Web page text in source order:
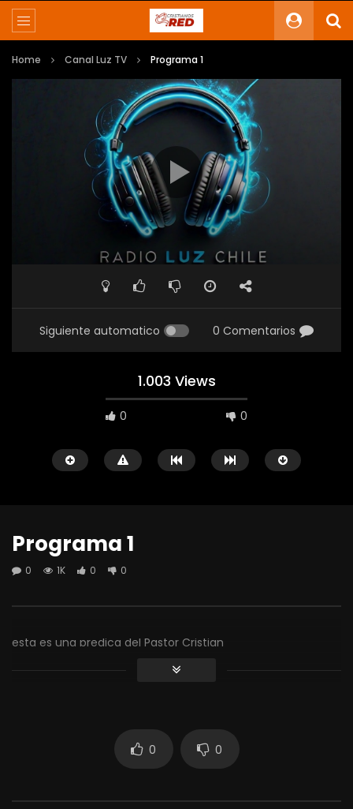
Home Canal Luz TV Programa 1
Siguiente automatico 0 Comentarios
1.003 Views
0 0
Programa 1
0 1K 0 0
esta es una predica del Pastor Cristian
0 0